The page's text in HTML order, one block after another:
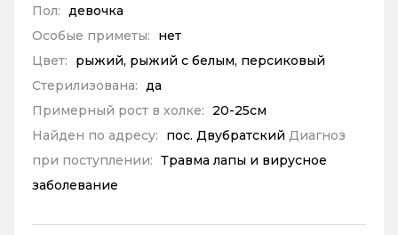
Пол: девочка
Особые приметы:
нет
Цвет:
рыжий, рыжий с белым, персиковый
Стерилизована: да
Примерный рост в холке:
20-25см
Найден по адресу:
пос. Двубратский Диагноз
при поступлении: Травма лапы и вирусное
заболевание